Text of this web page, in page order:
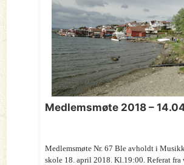
Medlemsmøte 2018 –
Medlemsmøte Nr. 67 Ble avholdt i
skole 18. april 2018. Kl.19:00. Referat fra